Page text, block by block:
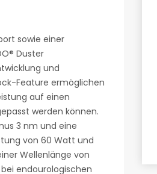
sowie einer
Duster
und
Feature ermöglichen
auf einen
werden können.
3 nm und eine
von 60 Watt und
Wellenlänge von
endourologischen